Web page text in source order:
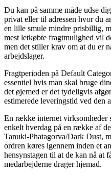
Du kan på samme måde udse
privat eller til adressen hvor du
en lille smule mindre prisbillig,
mest letkøbte fragtmulighed vil
men det stiller krav om at du er
arbejdslager.
Fragtperioden på Default
essentiel hvis man skal bruge
det øjemed er det tydeligvis
estimerede leveringstid ved den
En række internet virksomheder
enkelt hverdag på en række af
Tanuki-Phatagorva/Dark Dust,
ordren køres igennem inden et
hensynstagen til at de kan nå at
medarbejderne drager hjemad.